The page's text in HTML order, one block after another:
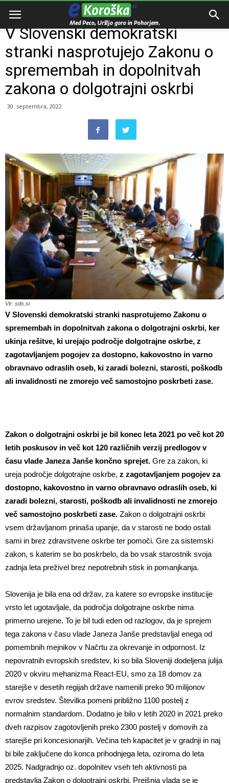
Domov
V Slovenski demokratski
stranki nasprotujejo Zakonu o
spremembah in dopolnitvah
zakona o dolgotrajni oskrbi
30. septembra, 2022
Vir: sds.si
V Slovenski demokratski stranki nasprotujemo Zakonu o
spremembah in dopolnitvah zakona o dolgotrajni oskrbi, ker
ukinja rešitve, ki urejajo področje dolgotrajne oskrbe, z
zagotavljanjem pogojev za dostopno, kakovostno in varno
obravnavo odraslih oseb, ki zaradi bolezni, starosti, poškodb
ali invalidnosti ne zmorejo več samostojno poskrbeti zase.
Zakon o dolgotrajni oskrbi je bil konec leta 2021 po več kot 20
letih poskusov in več kot 120 različnih verzij predlogov v
času vlade Janeza Janše končno sprejet. Gre za zakon, ki
ureja področje dolgotrajne oskrbe, z zagotavljanjem pogojev za
dostopno, kakovostno in varno obravnavo odraslih oseb, ki
zaradi bolezni, starosti, poškodb ali invalidnosti ne zmorejo
več samostojno poskrbeti zase. Zakon o dolgotrajni oskrbi
vsem državljanom prinaša upanje, da v starosti ne bodo ostali
sami in brez zdravstvene oskrbe ter pomoči. Gre za sistemski
zakon, s katerim se bo poskrbelo, da bo vsak starostnik svoja
zadnja leta preživel brez nepotrebnih stisk in pomanjkanja.
Slovenija je bila ena od držav, za katere so evropske institucije
vrsto let ugotavljale, da področja dolgotrajne oskrbe nima
primerno urejene. To je bil tudi eden od razlogov, da je sprejem
tega zakona v času vlade Janeza Janše predstavljal enega od
pomembnih mejnikov v Načrtu za okrevanje in odpornost. Iz
nepovratnih evropskih sredstev, ki so bila Sloveniji dodeljena julija
2020 v okviru mehanizma React-EU, smo za 18 domov za
starejše v desetih regijah države namenili preko 90 milijonov
evrov sredstev. Številka pomeni približno 1100 postelj z
normalnim standardom. Dodatno je bilo v letih 2020 in 2021 preko
dveh razpisov zagotovljenih preko 2300 postelj v domovih za
starejše pri koncesionarjih. Večina teh kapacitet je v gradnji in naj
bi bile zaključene do konca prihodnjega leta, oziroma do leta
2025. Nadgradnjo oz. dopolnitev vseh teh aktivnosti pa
predstavlja Zakon o dolgotrajni oskrbi. Prejšnja vlada se je